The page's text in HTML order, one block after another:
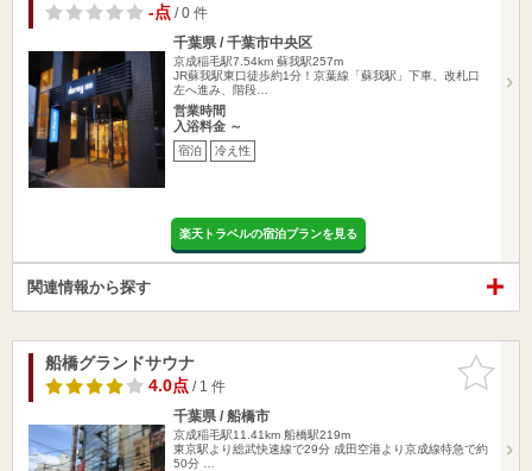
-点/ 0 件
千葉県 / 千葉市中央区
京成稲毛駅7.54km 蘇我駅257m
JR蘇我駅東口徒歩約1分！京葉線「蘇我駅」下車、改札口
左へ進み、階段…
営業時間
入浴料金 ～
宿泊 冷え性
楽天トラベルの宿泊プランを見る
関連情報から探す
お気に入
りに追加
船橋グランドサウナ
4.0点/ 1 件
千葉県 / 船橋市
京成稲毛駅11.41km 船橋駅219m
東京駅より総武快速線で29分 成田空港より京成線特急で約
50分 …